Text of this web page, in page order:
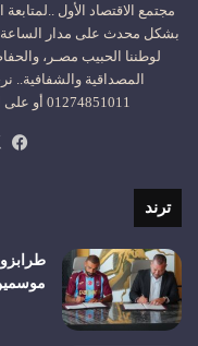
مجتمع الاقتصاد الأول ..لمتابعة
بشكل محدث على مدار الساعة.
لوطننا الحبيب مصـر، والحفاظ
01274851011 أو على الإيميل: moltakaaliqtisad@gmail.com
ترند